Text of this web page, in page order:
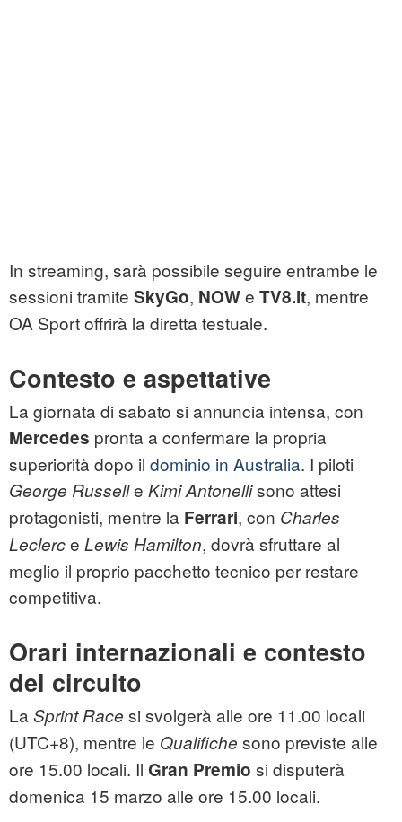
In streaming, sarà possibile seguire entrambe le
sessioni tramite SkyGo, NOWe TV8.it, mentre
OA Sport offrirà la diretta testuale.
Contesto e aspettative
La giornata di sabato si annuncia intensa, con
Mercedes pronta a confermare la propria
superiorità dopo il dominio in Australia. I piloti
George Russelle Kimi Antonellisono attesi
protagonisti, mentre la Ferrari, con Charles
Leclerce Lewis Hamilton, dovrà sfruttare al
meglio il proprio pacchetto tecnico per restare
competitiva.
Orari internazionali e contesto
del circuito
La Sprint Race si svolgerà alle ore 11.00 locali
(UTC+8), mentre le Qualifiche sono previste alle
ore 15.00 locali. Il Gran Premio si disputerà
domenica 15 marzo alle ore 15.00 locali.